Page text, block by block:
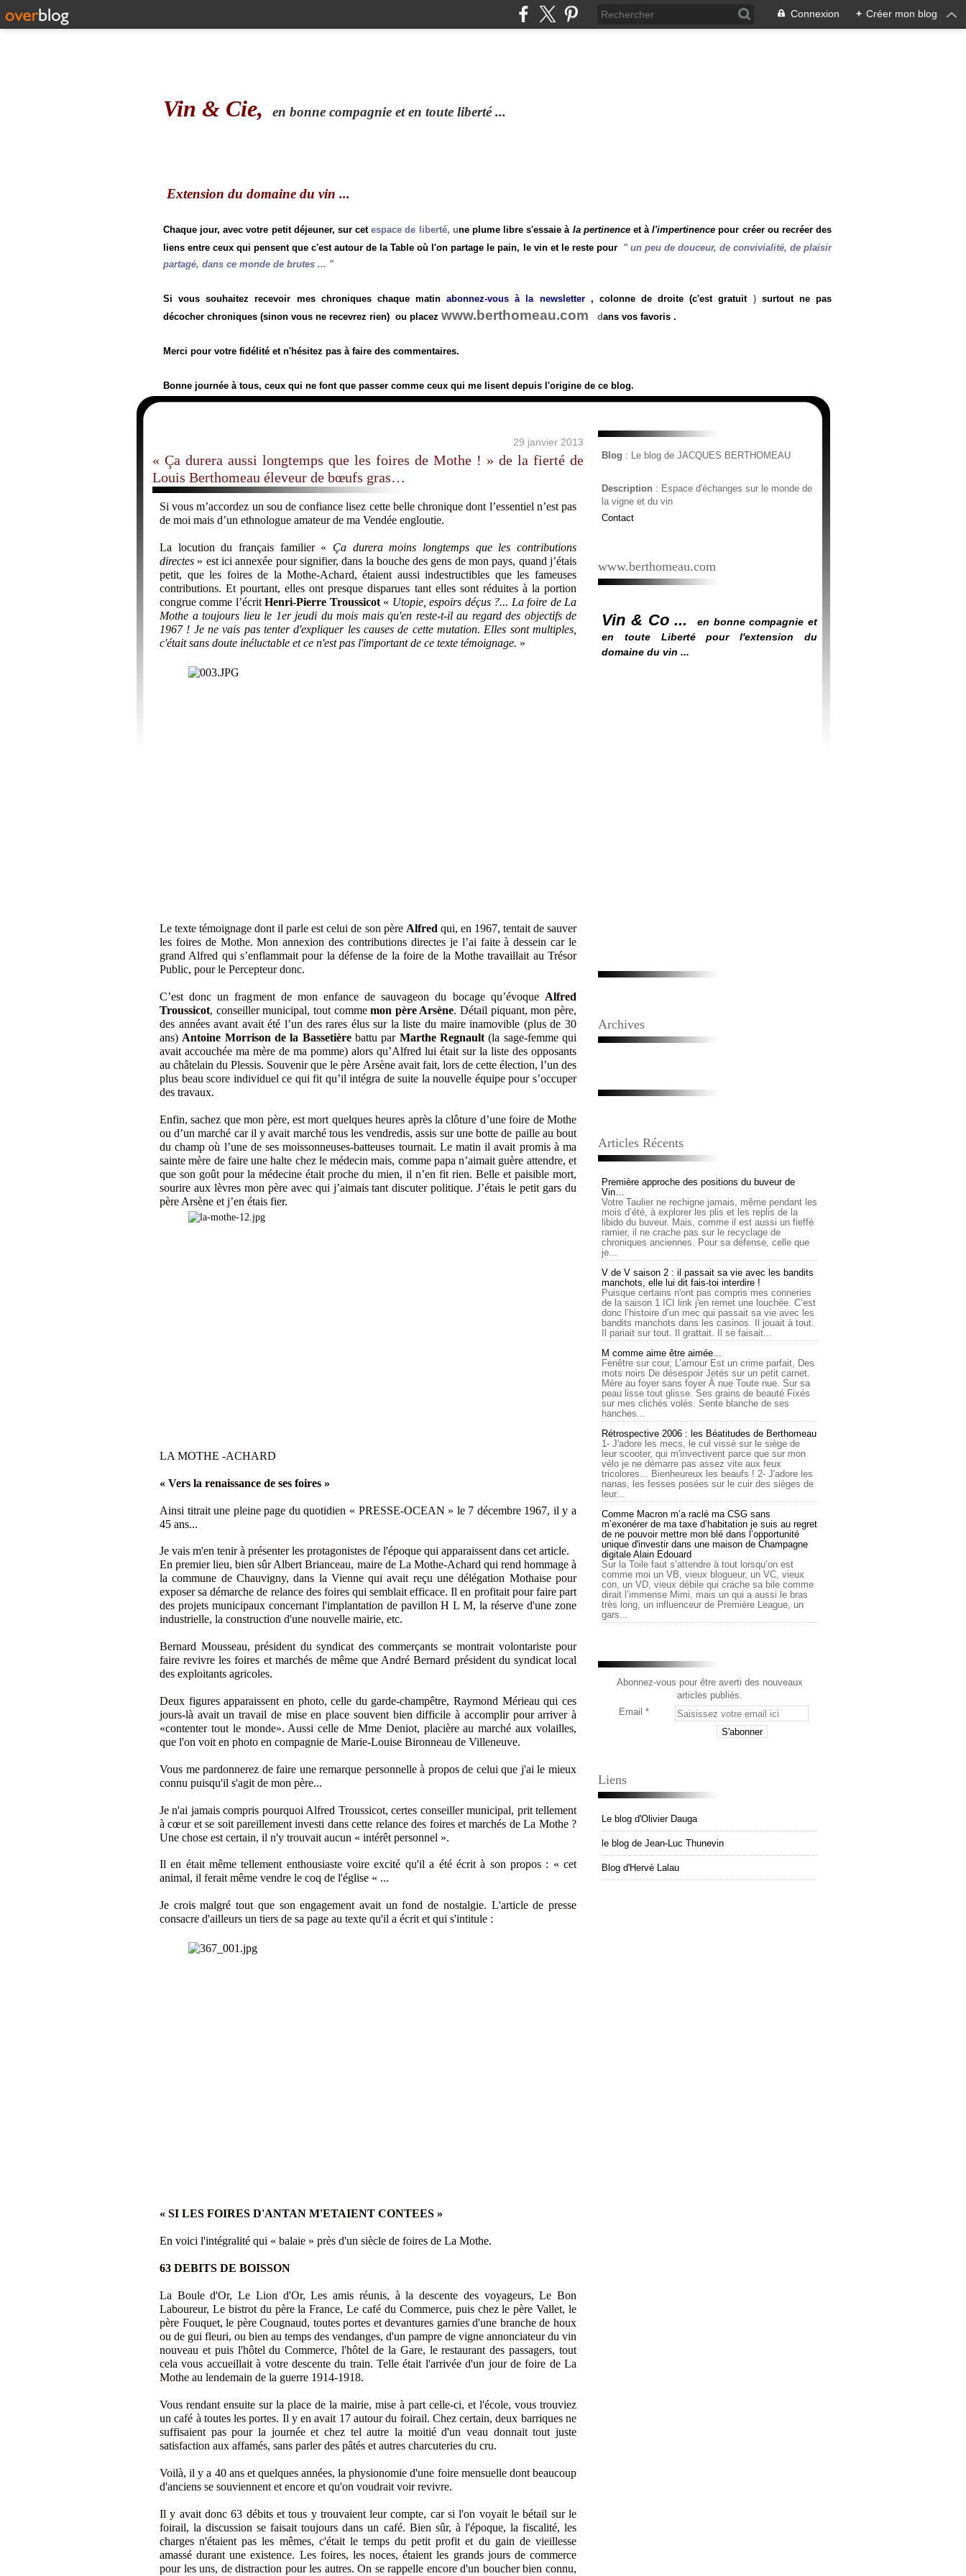
Connexion + Créer mon blog
Vin & Cie, en bonne compagnie et en toute liberté ...
Extension du domaine du vin ...
Chaque jour, avec votre petit déjeuner, sur cetespace de liberté, une plume libre s'essaie à la pertinenceet àl'impertinence pour créer ou recréer des
liens entre ceux qui pensent que c'est autour de la Table où l'on partage le pain, le vin et le reste pour "un peu de douceur, de convivialité, de plaisir
partagé, dans ce monde de brutes ... "
Si vous souhaitez recevoir mes chroniques chaque matinabonnez-vous à la newsletter, colonne de droite (c'est gratuit) surtout ne pas
décocher chroniques (sinon vous ne recevrez rien) ou placez www.berthomeau.com dans vos favoris .
Merci pour votre fidélité et n'hésitez pas à faire des commentaires.
Bonne journée à tous, ceux qui ne font que passer comme ceux qui me lisent depuis l'origine de ce blog.
29 janvier 2013
« Ça durera aussi longtemps que les foires de Mothe ! » de la fierté de
Louis Berthomeau éleveur de bœufs gras…
Si vous m’accordez un sou de confiance lisez cette belle chronique dont l’essentiel n’est pas
de moi mais d’un ethnologue amateur de ma Vendée engloutie.
La locution du français familier « Ça durera moins longtemps que les contributions
directes » est ici annexée pour signifier, dans la bouche des gens de mon pays, quand j’étais
petit, que les foires de la Mothe-Achard, étaient aussi indestructibles que les fameuses
contributions. Et pourtant, elles ont presque disparues tant elles sont réduites à la portion
congrue comme l’écritHenri-Pierre Troussicot« Utopie, espoirs déçus ?... La foire de La
Mothe a toujours lieu le 1er jeudi du mois mais qu'en reste-t-il au regard des objectifs de
1967 ! Je ne vais pas tenter d'expliquer les causes de cette mutation. Elles sont multiples,
c'était sans doute inéluctable et ce n'est pas l'important de ce texte témoignage. »
Le texte témoignage dont il parle est celui de son père Alfred qui, en 1967, tentait de sauver
les foires de Mothe. Mon annexion des contributions directes je l’ai faite à dessein car le
grand Alfred qui s’enflammait pour la défense de la foire de la Mothe travaillait au Trésor
Public, pour le Percepteur donc.
C’est donc un fragment de mon enfance de sauvageon du bocage qu’évoque Alfred
Troussicot, conseiller municipal, tout commemon père Arsène. Détail piquant, mon père,
des années avant avait été l’un des rares élus sur la liste du maire inamovible (plus de 30
ans) Antoine Morrison de la Bassetièrebattu par Marthe Regnault (la sage-femme qui
avait accouchée ma mère de ma pomme) alors qu’Alfred lui était sur la liste des opposants
au châtelain du Plessis. Souvenir que le père Arsène avait fait, lors de cette élection, l’un des
plus beau score individuel ce qui fit qu’il intégra de suite la nouvelle équipe pour s’occuper
des travaux.
Enfin, sachez que mon père, est mort quelques heures après la clôture d’une foire de Mothe
ou d’un marché car il y avait marché tous les vendredis, assis sur une botte de paille au bout
du champ où l’une de ses moissonneuses-batteuses tournait. Le matin il avait promis à ma
sainte mère de faire une halte chez le médecin mais, comme papa n’aimait guère attendre, et
que son goût pour la médecine était proche du mien, il n’en fit rien. Belle et paisible mort,
sourire aux lèvres mon père avec qui j’aimais tant discuter politique. J’étais le petit gars du
père Arsène et j’en étais fier.
LA MOTHE -ACHARD
« Vers la renaissance de ses foires »
Ainsi titrait une pleine page du quotidien « PRESSE-OCEAN » le 7 décembre 1967, il y a
45 ans...
Je vais m'en tenir à présenter les protagonistes de l'époque qui apparaissent dans cet article.
En premier lieu, bien sûr Albert Brianceau, maire de La Mothe-Achard qui rend hommage à
la commune de Chauvigny, dans la Vienne qui avait reçu une délégation Mothaise pour
exposer sa démarche de relance des foires qui semblait efficace. Il en profitait pour faire part
des projets municipaux concernant l'implantation de pavillon H L M, la réserve d'une zone
industrielle, la construction d'une nouvelle mairie, etc.
Bernard Mousseau, président du syndicat des commerçants se montrait volontariste pour
faire revivre les foires et marchés de même que André Bernard président du syndicat local
des exploitants agricoles.
Deux figures apparaissent en photo, celle du garde-champêtre, Raymond Mérieau qui ces
jours-là avait un travail de mise en place souvent bien difficile à accomplir pour arriver à
«contenter tout le monde». Aussi celle de Mme Deniot, placière au marché aux volailles,
que l'on voit en photo en compagnie de Marie-Louise Bironneau de Villeneuve.
Vous me pardonnerez de faire une remarque personnelle à propos de celui que j'ai le mieux
connu puisqu'il s'agit de mon père...
Je n'ai jamais compris pourquoi Alfred Troussicot, certes conseiller municipal, prit tellement
à cœur et se soit pareillement investi dans cette relance des foires et marchés de La Mothe ?
Une chose est certain, il n'y trouvait aucun « intérêt personnel ».
Il en était même tellement enthousiaste voire excité qu'il a été écrit à son propos : « cet
animal, il ferait même vendre le coq de l'église « ...
Je crois malgré tout que son engagement avait un fond de nostalgie. L'article de presse
consacre d'ailleurs un tiers de sa page au texte qu'il a écrit et qui s'intitule :
« SI LES FOIRES D'ANTAN M'ETAIENT CONTEES »
En voici l'intégralité qui « balaie » près d'un siècle de foires de La Mothe.
63 DEBITS DE BOISSON
La Boule d'Or, Le Lion d'Or, Les amis réunis, à la descente des voyageurs, Le Bon
Laboureur, Le bistrot du père la France, Le café du Commerce, puis chez le père Vallet, le
père Fouquet, le père Cougnaud, toutes portes et devantures garnies d'une branche de houx
ou de gui fleuri, ou bien au temps des vendanges, d'un pampre de vigne annonciateur du vin
nouveau et puis l'hôtel du Commerce, l'hôtel de la Gare, le restaurant des passagers, tout
cela vous accueillait à votre descente du train. Telle était l'arrivée d'un jour de foire de La
Mothe au lendemain de la guerre 1914-1918.
Vous rendant ensuite sur la place de la mairie, mise à part celle-ci, et l'école, vous trouviez
un café à toutes les portes. Il y en avait 17 autour du foirail. Chez certain, deux barriques ne
suffisaient pas pour la journée et chez tel autre la moitié d'un veau donnait tout juste
satisfaction aux affamés, sans parler des pâtés et autres charcuteries du cru.
Voilà, il y a 40 ans et quelques années, la physionomie d'une foire mensuelle dont beaucoup
d'anciens se souviennent et encore et qu'on voudrait voir revivre.
Il y avait donc 63 débits et tous y trouvaient leur compte, car si l'on voyait le bétail sur le
foirail, la discussion se faisait toujours dans un café. Bien sûr, à l'époque, la fiscalité, les
charges n'étaient pas les mêmes, c'était le temps du petit profit et du gain de vieillesse
amassé durant une existence. Les foires, les noces, étaient les grands jours de commerce
pour les uns, de distraction pour les autres. On se rappelle encore d'un boucher bien connu,
Blog : Le blog de JACQUES BERTHOMEAU
Description : Espace d'échanges sur le monde de
la vigne et du vin
Contact
www.berthomeau.com
Vin & Co ...
en bonne compagnie et
en toute Liberté pour l'extension du
domaine du vin ...
Archives
Articles Récents
Première approche des positions du buveur de
Vin…
Votre Taulier ne rechigne jamais, même pendant les
mois d’été, à explorer les plis et les replis de la
libido du buveur. Mais, comme il est aussi un fieffé
ramier, il ne crache pas sur le recyclage de
chroniques anciennes. Pour sa défense, celle que
je...
V de V saison 2 : il passait sa vie avec les bandits
manchots, elle lui dit fais-toi interdire !
Puisque certains n'ont pas compris mes conneries
de la saison 1 ICI link j'en remet une louchée. C’est
donc l’histoire d’un mec qui passait sa vie avec les
bandits manchots dans les casinos. Il jouait à tout.
Il pariait sur tout. Il grattait. Il se faisait...
M comme aime être aimée...
Fenêtre sur cour, L’amour Est un crime parfait, Des
mots noirs De désespoir Jetés sur un petit carnet.
Mère au foyer sans foyer À nue Toute nue. Sur sa
peau lisse tout glisse. Ses grains de beauté Fixés
sur mes clichés volés. Sente blanche de ses
hanches...
Rétrospective 2006 : les Béatitudes de Berthomeau
1- J'adore les mecs, le cul vissé sur le siège de
leur scooter, qui m'invectivent parce que sur mon
vélo je ne démarre pas assez vite aux feux
tricolores... Bienheureux les beaufs ! 2- J'adore les
nanas, les fesses posées sur le cuir des sièges de
leur...
Comme Macron m’a raclé ma CSG sans
m’exonérer de ma taxe d’habitation je suis au regret
de ne pouvoir mettre mon blé dans l’opportunité
unique d'investir dans une maison de Champagne
digitale Alain Edouard
Sur la Toile faut s’attendre à tout lorsqu’on est
comme moi un VB, vieux blogueur, un VC, vieux
con, un VD, vieux débile qui crache sa bile comme
dirait l’immense Mimi, mais un qui a aussi le bras
très long, un influenceur de Première League, un
gars...
Abonnez-vous pour être averti des nouveaux
articles publiés.
Email
Liens
Le blog d'Olivier Dauga
le blog de Jean-Luc Thunevin
Blog d'Hervé Lalau